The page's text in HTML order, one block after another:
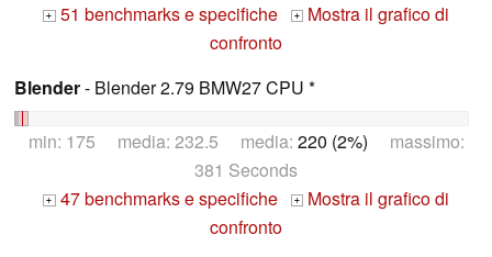
+ 51 benchmarks e specifiche +
Mostra il grafico di
confronto
Blender- Blender 2.79 BMW27 CPU *
min: 175 media: 232.5 media: 220 (2%) massimo:
381 Seconds
+ 47 benchmarks e specifiche +
Mostra il grafico di
confronto